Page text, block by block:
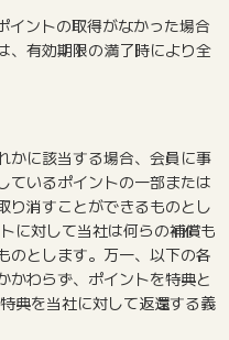
イントの取得がなかった場合
、有効期限の満了時により全
かに該当する場合、会員に事
ているポイントの一部または
り消すことができるものとし
に対して当社は何らの補償も
のとします。万一、以下の各
かわらず、ポイントを特典と
典を当社に対して返還する義